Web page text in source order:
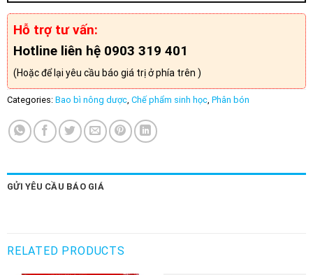
Hỗ trợ tư vấn:
Hotline liên hệ 0903 319 401
(Hoặc để lại yêu cầu báo giá trị ở phía trên )
Categories: Bao bì nông dược, Chế phẩm sinh học, Phân bón
GỬI YÊU CẦU BÁO GIÁ
RELATED PRODUCTS